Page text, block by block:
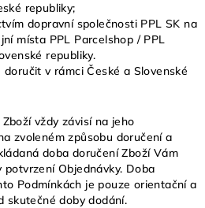
republiky;
dopravní společnosti PPL SK na
místa PPL Parcelshop / PPL
republiky.
doručit v rámci České a Slovenské
vždy závisí na jeho
zvoleném způsobu doručení a
doba doručení Zboží Vám
potvrzení Objednávky. Doba
Podmínkách je pouze orientační a
skutečné doby dodání.